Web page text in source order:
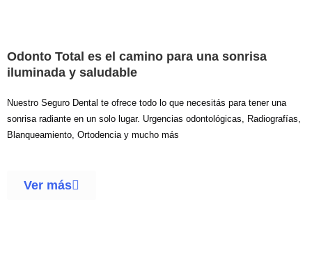
Odonto Total es el camino para una sonrisa
iluminada y saludable
Nuestro Seguro Dental te ofrece todo lo que necesitás para tener una
sonrisa radiante en un solo lugar. Urgencias odontológicas, Radiografías,
Blanqueamiento, Ortodencia y mucho más
Ver más